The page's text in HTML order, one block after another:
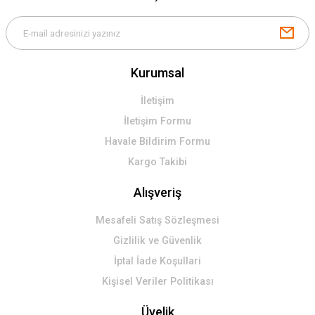
Kurumsal
İletişim
İletişim Formu
Havale Bildirim Formu
Kargo Takibi
Alışveriş
Mesafeli Satış Sözleşmesi
Gizlilik ve Güvenlik
İptal İade Koşullari
Kişisel Veriler Politikası
Üyelik